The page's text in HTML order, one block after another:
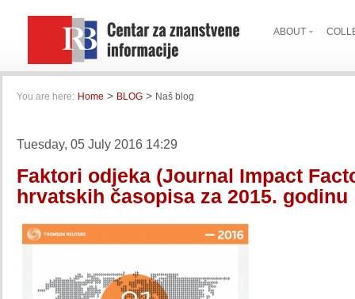
ABOUT
You are here: Home > BLOG > Naš blog
Tuesday, 05 July 2016 14:29
Faktori odjeka (Journal Impact
hrvatskih časopisa za 2015. godinu